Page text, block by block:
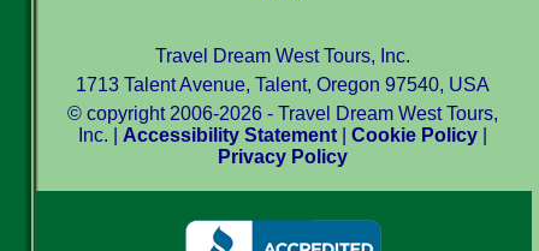
Travel Dream West Tours, Inc.
1713 Talent Avenue, Talent, Oregon 97540, USA
© copyright 2006-2026 - Travel Dream West Tours,
Inc. | Accessibility Statement |Cookie Policy
Privacy Policy